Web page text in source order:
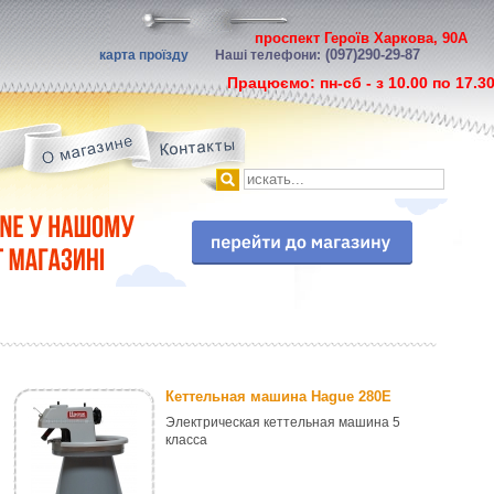
проспект Героїв Харкова, 90А
карта проїздуНаші телефони: (097)290-29-87
Працюємо: пн-сб - з 10.00 по 17.30
Кеттельная машина Hague 280E
Электрическая кеттельная машина 5
класса